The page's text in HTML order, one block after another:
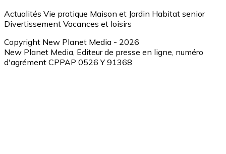
Actualités Vie pratique Maison et Jardin Habitat senior
Divertissement Vacances et loisirs
Copyright New Planet Media - 2026
New Planet Media, Editeur de presse en ligne, numéro
d'agrément CPPAP 0526 Y 91368